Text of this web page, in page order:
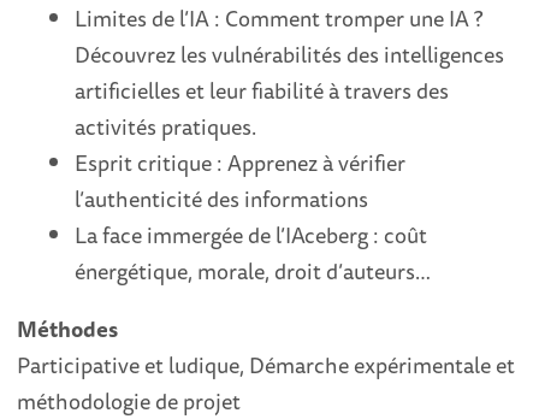
Limites de l’IA : Comment tromper une IA ?
Découvrez les vulnérabilités des intelligences
artificielles et leur fiabilité à travers des
activités pratiques.
Esprit critique : Apprenez à vérifier
l’authenticité des informations
La face immergée de l’IAceberg : coût
énergétique, morale, droit d’auteurs…
Méthodes
Participative et ludique, Démarche expérimentale et
méthodologie de projet